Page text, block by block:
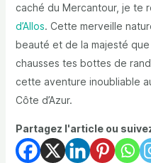
caché du Mercantour, je te
d’Allos. Cette merveille
beauté et de la majesté
chausses tes bottes de
cette aventure inoubliable
Côte d’Azur.
Partagez l'article ou